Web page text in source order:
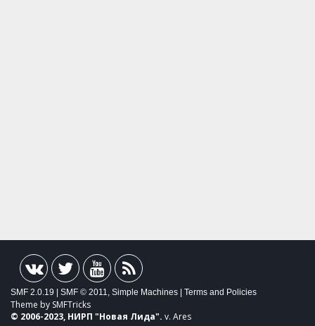
SMF 2.0.19 SMF © 2011, Simple Machines Terms and Policies
Theme by SMFTricks
© 2006-2023, НИРП "Новая Лида". v. Ares